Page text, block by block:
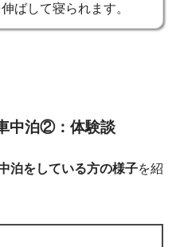
ばして寝られます。
中泊②：体験談
泊をしている方の様子を紹